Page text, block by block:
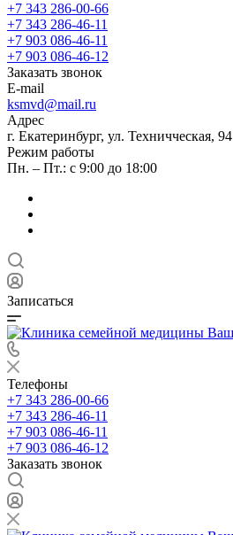
+7 343 286-00-66
+7 343 286-46-11
+7 903 086-46-11
+7 903 086-46-12
Заказать звонок
E-mail
ksmvd@mail.ru
Адрес
г. Екатеринбург, ул. Техничческая, 94
Режим работы
Пн. – Пт.: с 9:00 до 18:00
Записаться
Телефоны
+7 343 286-00-66
+7 343 286-46-11
+7 903 086-46-11
+7 903 086-46-12
Заказать звонок